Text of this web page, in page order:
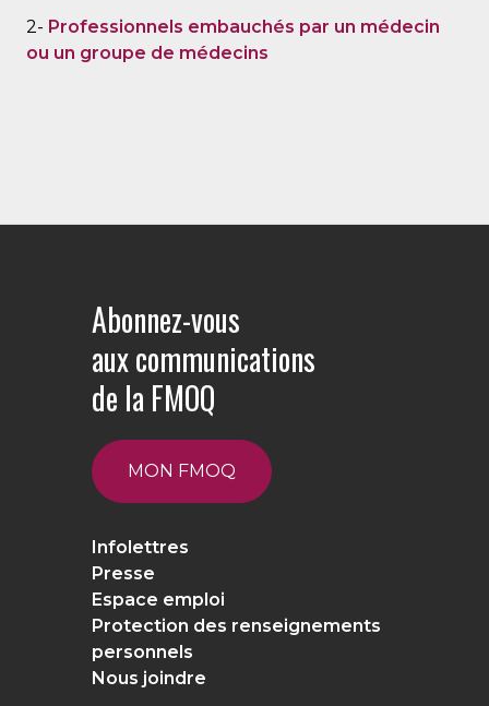
2- Professionnels embauchés par un médecin
ou un groupe de médecins
Abonnez-vous
aux communications
de la FMOQ
MON FMOQ
Infolettres
Presse
Espace emploi
Protection des renseignements
personnels
Nous joindre